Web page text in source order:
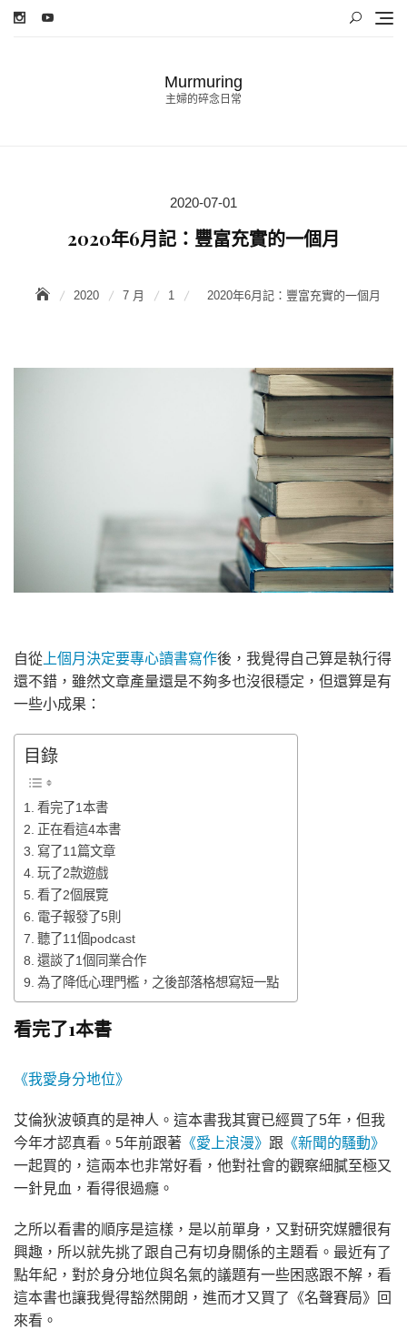
Skip
Murmuring
主婦的碎念日常
Posted
on
2020-07-01
2020年6月記：豐富充實的一個月
2020 7 月 1 2020年6月記：豐富充實的一個月
自從 上個月決定要專心讀書寫作後，我覺得自己算是執行得
還不錯，雖然文章產量還是不夠多也沒很穩定，但還算是有
一些小成果：
目錄
看完了1本書
正在看這4本書
寫了11篇文章
玩了2款遊戲
看了2個展覽
電子報發了5則
聽了11個podcast
還談了1個同業合作
為了降低心理門檻，之後部落格想寫短一點
看完了1本書
《我愛身分地位》
艾倫狄波頓真的是神人。這本書我其實已經買了5年，但我
今年才認真看。5年前跟著 《愛上浪漫》 跟 《新聞的騷動》
一起買的，這兩本也非常好看，他對社會的觀察細膩至極又
一針見血，看得很過癮。
之所以看書的順序是這樣，是以前單身，又對研究媒體很有
興趣，所以就先挑了跟自己有切身關係的主題看。最近有了
點年紀，對於身分地位與名氣的議題有一些困惑跟不解，看
這本書也讓我覺得豁然開朗，進而才又買了《名聲賽局》回
來看。